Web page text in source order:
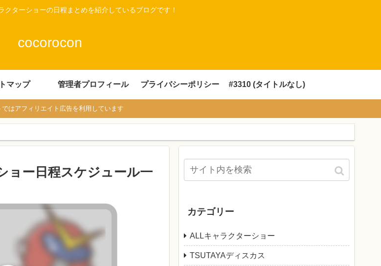
クターショーの日程まとめを紹介しているブログです！
cocorocon
マップ 管理者プロフィール プライバシーポリシー #3310 (タイトルなし)
ではアフィリエイト広告を利用しています
ョー日程スケジュール一
カテゴリー
ALLキャラクターショー
TSUTAYAディスカス